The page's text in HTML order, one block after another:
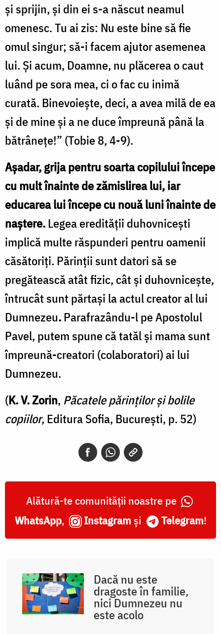
şi sprijin, şi din ei s-a născut neamul
omenesc. Tu ai zis: Nu este bine să fie
omul singur; să-i facem ajutor asemenea
lui. Şi acum, Doamne, nu plăcerea o caut
luând pe sora mea, ci o fac cu inimă
curată. Binevoieşte, deci, a avea milă de ea
şi de mine şi a ne duce împreună până la
bătrâneţe!” (Tobie 8, 4-9).
Aşadar, grija pentru soarta copilului începe
cu mult înainte de zămislirea lui, iar
educarea lui începe cu nouă luni înainte de
naştere.Legea eredităţii duhovniceşti
implică multe răspunderi pentru oamenii
căsătoriţi. Părinţii sunt datori să se
pregătească atât fizic, cât şi duhovniceşte,
întrucât sunt părtaşi la actul creator al lui
Dumnezeu.Parafrazându-l pe Apostolul
Pavel, putem spune că tatăl şi mama sunt
împreună-creatori (colaboratori) ai lui
Dumnezeu.
(K. V. Zorin, Păcatele părinţilor şi bolile
copiilor, Editura Sofia, Bucureşti, p. 52)
Alătură-te comunității noastre pe
WhatsApp, Instagram și Telegram!
Dacă nu este
dragoste în familie,
nici Dumnezeu nu
este acolo